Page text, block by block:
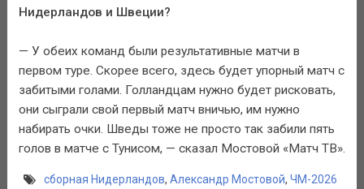
Нидерландов и Швеции?
— У обеих команд были результативные матчи в
первом туре. Скорее всего, здесь будет упорный матч с
забитыми голами. Голландцам нужно будет рисковать,
они сыграли свой первый матч вничью, им нужно
набирать очки. Шведы тоже не просто так забили пять
голов в матче с Тунисом, — сказал Мостовой «Матч ТВ».
сборная Нидерландов, Александр Мостовой, ЧМ-2026